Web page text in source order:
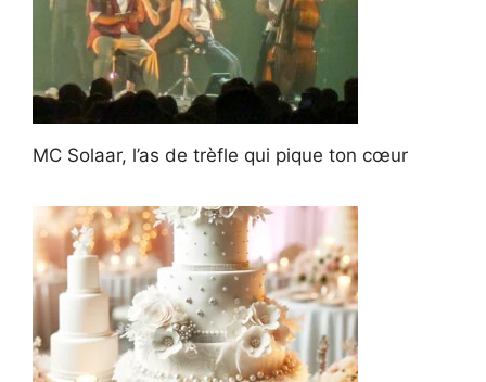
MC Solaar, l’as de trèfle qui pique ton cœur